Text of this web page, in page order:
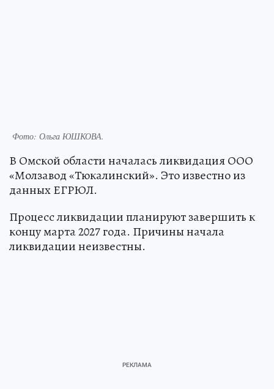
Фото: Ольга ЮШКОВА.
В Омской области началась ликвидация ООО
«Молзавод «Тюкалинский». Это известно из
данных ЕГРЮЛ.
Процесс ликвидации планируют завершить к
концу марта 2027 года. Причины начала
ликвидации неизвестны.